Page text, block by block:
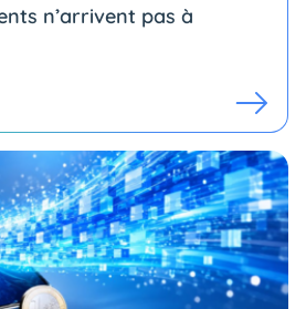
n’arrivent pas à